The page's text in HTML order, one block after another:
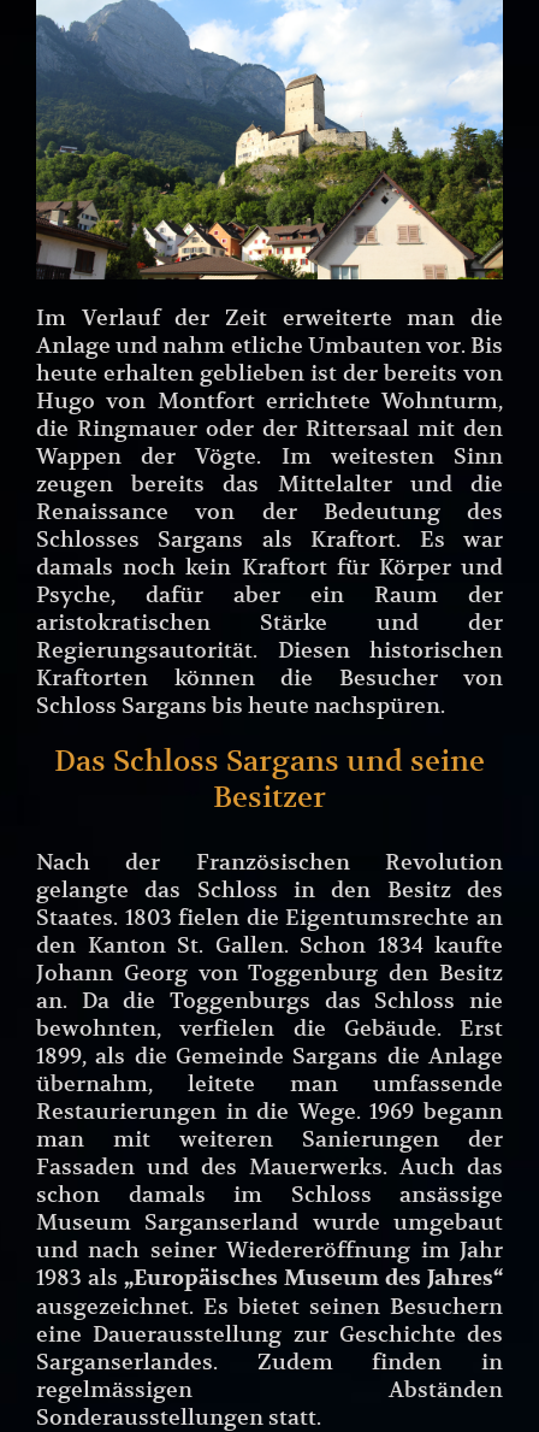
Im Verlauf der Zeit erweiterte man die
Anlage und nahm etliche Umbauten vor. Bis
heute erhalten geblieben ist der bereits von
Hugo von Montfort errichtete Wohnturm,
die Ringmauer oder der Rittersaal mit den
Wappen der Vögte. Im weitesten Sinn
zeugen bereits das Mittelalter und die
Renaissance von der Bedeutung des
Schlosses Sargans als Kraftort. Es war
damals noch kein Kraftort für Körper und
Psyche, dafür aber ein Raum der
aristokratischen Stärke und der
Regierungsautorität. Diesen historischen
Kraftorten können die Besucher von
Schloss Sargans bis heute nachspüren.
Das Schloss Sargans und seine
Besitzer
Nach der Französischen Revolution
gelangte das Schloss in den Besitz des
Staates. 1803 fielen die Eigentumsrechte an
den Kanton St. Gallen. Schon 1834 kaufte
Johann Georg von Toggenburg den Besitz
an. Da die Toggenburgs das Schloss nie
bewohnten, verfielen die Gebäude. Erst
1899, als die Gemeinde Sargans die Anlage
übernahm, leitete man umfassende
Restaurierungen in die Wege. 1969 begann
man mit weiteren Sanierungen der
Fassaden und des Mauerwerks. Auch das
schon damals im Schloss ansässige
Museum Sarganserland wurde umgebaut
und nach seiner Wiedereröffnung im Jahr
1983 als „Europäisches Museum des Jahres“
ausgezeichnet. Es bietet seinen Besuchern
eine Dauerausstellung zur Geschichte des
Sarganserlandes. Zudem finden in
regelmässigen Abständen
Sonderausstellungen statt.